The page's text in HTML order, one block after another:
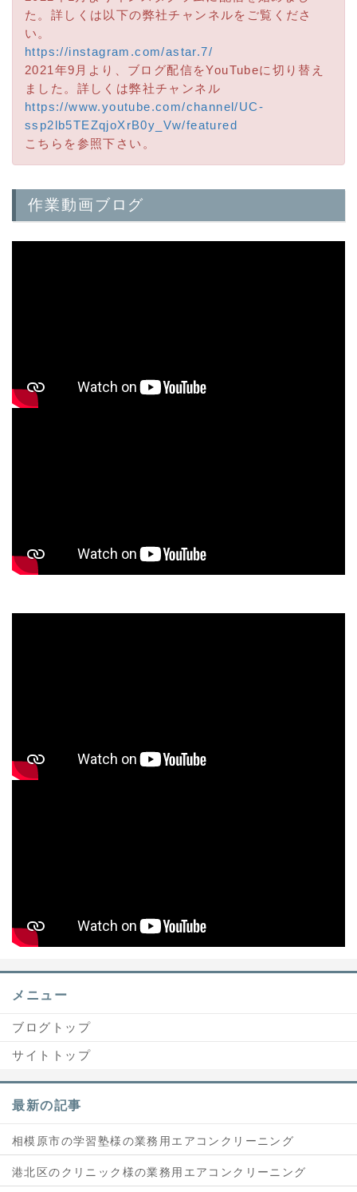
た。詳しくは以下の弊社チャンネルをご覧くださ
い。
https://instagram.com/astar.7/
2021年9月より、ブログ配信をYouTubeに切り替え
ました。詳しくは弊社チャンネル
https://www.youtube.com/channel/UC-
ssp2lb5TEZqjoXrB0y_Vw/featured
こちらを参照下さい。
作業動画ブログ
メニュー
ブログトップ
サイトトップ
最新の記事
相模原市の学習塾様の業務用エアコンクリーニング
港北区のクリニック様の業務用エアコンクリーニング